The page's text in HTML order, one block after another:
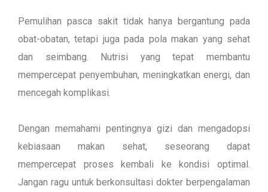
Pemulihan pasca sakit tidak hanya bergantung pada
obat-obatan, tetapi juga pada pola makan yang sehat
dan seimbang. Nutrisi yang tepat membantu
mempercepat penyembuhan, meningkatkan energi, dan
mencegah komplikasi.
Dengan memahami pentingnya gizi dan mengadopsi
kebiasaan makan sehat, seseorang dapat
mempercepat proses kembali ke kondisi optimal.
Jangan ragu untuk berkonsultasi dokter berpengalaman